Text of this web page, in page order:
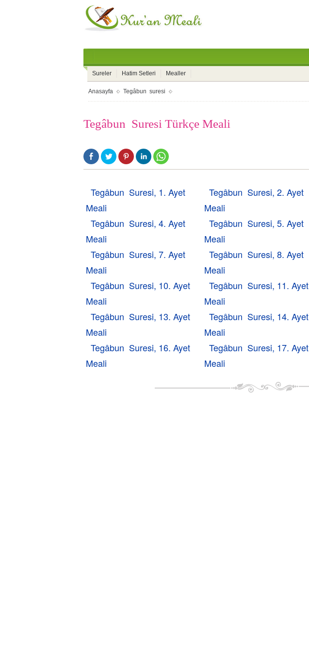
Sureler Hatim Setleri Mealler
Anasayfa Tegâbun suresi
Tegâbun Suresi Türkçe Meali
Tegâbun Suresi, 1. Ayet
Meali
Tegâbun Suresi, 2. Ayet
Meali
Tegâbun Suresi, 4. Ayet
Meali
Tegâbun Suresi, 5. Ayet
Meali
Tegâbun Suresi, 7. Ayet
Meali
Tegâbun Suresi, 8. Ayet
Meali
Tegâbun Suresi, 10. Ayet
Meali
Tegâbun Suresi, 11. Ayet
Meali
Tegâbun Suresi, 13. Ayet
Meali
Tegâbun Suresi, 14. Ayet
Meali
Tegâbun Suresi, 16. Ayet
Meali
Tegâbun Suresi, 17. Ayet
Meali